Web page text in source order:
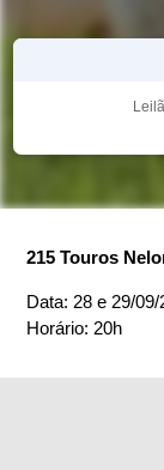
215 Touros
Data: 28 e 29/09/
Horário: 20h